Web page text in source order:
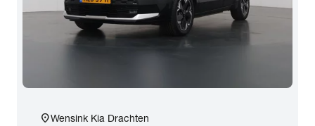
location_onWensink Kia Drachten